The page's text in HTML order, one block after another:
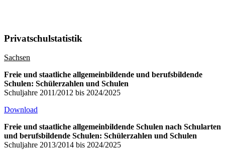
Privatschulstatistik
Sachsen
Freie und staatliche allgemeinbildende und berufsbildende
Schulen: Schülerzahlen und Schulen
Schuljahre 2011/2012 bis 2024/2025
Download
Freie und staatliche allgemeinbildende Schulen nach Schularten
und berufsbildende Schulen: Schülerzahlen und Schulen
Schuljahre 2013/2014 bis 2024/2025